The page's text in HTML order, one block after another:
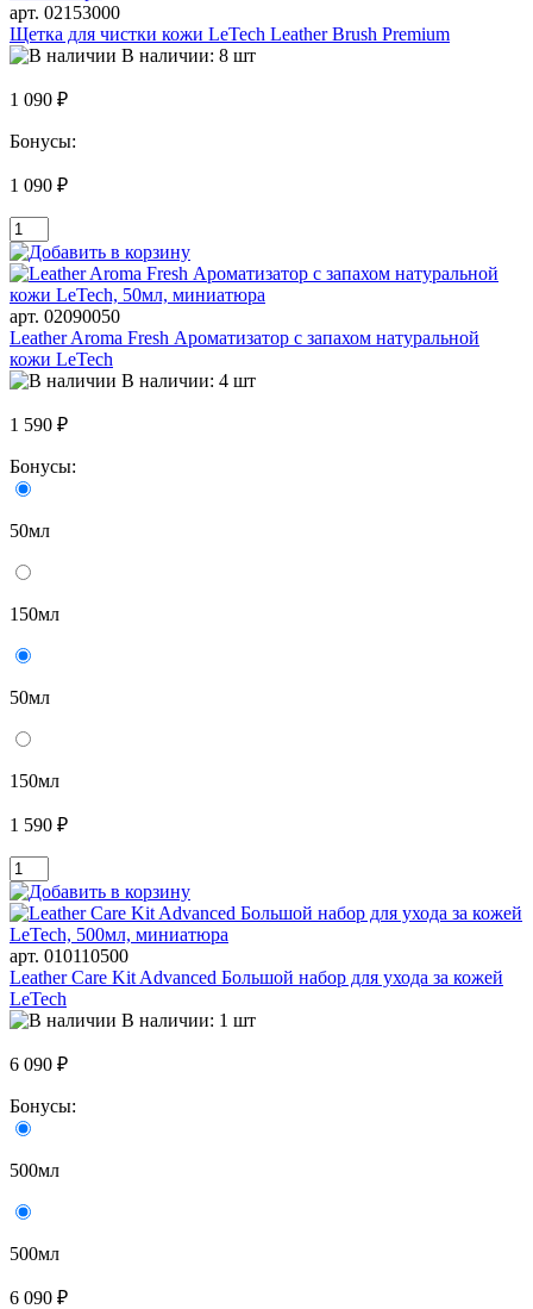
арт. 02153000
Щетка для чистки кожи LeTech Leather Brush Premium
В наличии: 8 шт
1 090 ₽
Бонусы:
1 090 ₽
арт. 02090050
Leather Aroma Fresh Ароматизатор с запахом натуральной
кожи LeTech
В наличии: 4 шт
1 590 ₽
Бонусы:
50мл
150мл
50мл
150мл
1 590 ₽
арт. 010110500
Leather Care Kit Advanced Большой набор для ухода за кожей
LeTech
В наличии: 1 шт
6 090 ₽
Бонусы:
500мл
500мл
6 090 ₽